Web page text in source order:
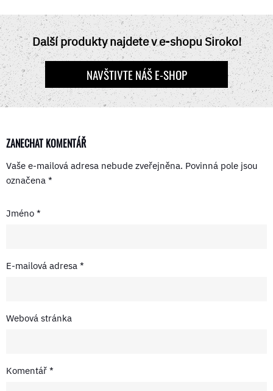
E
B
O
O
K
W
I
T
T
E
R
T
E
R
E
S
D
I
T
T
S
A
P
P
Další produkty najdete v e-shopu Siroko!
NAVŠTIVTE NÁŠ E-SHOP
ZANECHAT KOMENTÁŘ
Vaše e-mailová adresa nebude zveřejněna. Povinná pole jsou
označena *
Jméno *
E-mailová adresa *
Webová stránka
Komentář *